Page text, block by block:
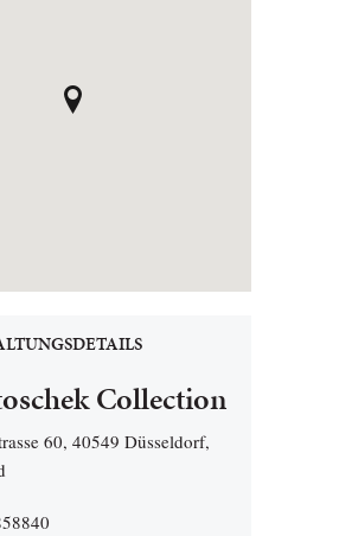
Collection
60, 40549 Düsseldorf,